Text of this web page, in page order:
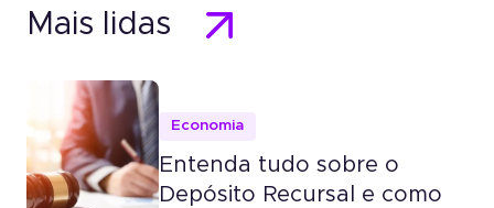
Mais lidas
Economia
Entenda tudo sobre o
Depósito Recursal e como